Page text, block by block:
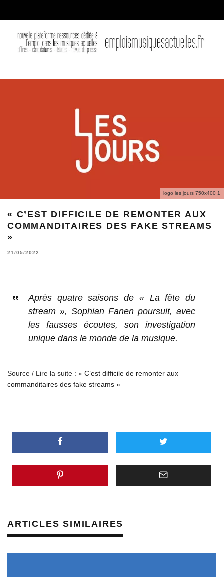
logo les jours 750x400 1
« C’EST DIFFICILE DE REMONTER AUX
COMMANDITAIRES DES FAKE STREAMS
»
21/05/2022
Après quatre saisons de « La fête du
stream », Sophian Fanen poursuit, avec
les fausses écoutes, son investigation
unique dans le monde de la musique.
Source / Lire la suite : « C’est difficile de remonter aux
commanditaires des fake streams »
ARTICLES SIMILAIRES